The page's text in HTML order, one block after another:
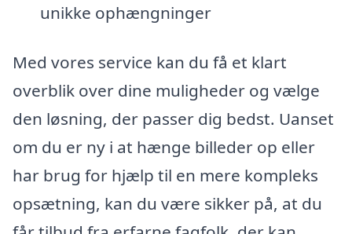
unikke ophængninger
Med vores service kan du få et klart
overblik over dine muligheder og vælge
den løsning, der passer dig bedst. Uanset
om du er ny i at hænge billeder op eller
har brug for hjælp til en mere kompleks
opsætning, kan du være sikker på, at du